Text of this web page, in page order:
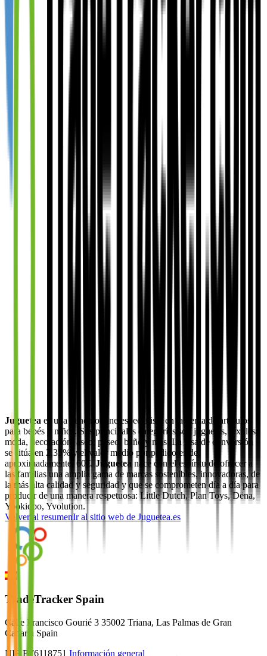
Juguetea es una tienda online especialista en la venta de artículos
para bebés y niños. Sus principales categorías son juguetes, textiles,
moda, decoración, aseo, paseo, baño y más. La tasa de conversión
se sitúa en 2,35% y el valor medio por pedido es de,
aproximadamente, 60€. Juguetea nace con el espíritu de ofrecer a
las familias una amplia gama de marcas sostenibles, innovadoras, de
la más alta calidad y seguridad y que se comprometen día a día para
producir de una manera respetuosa: Little Dutch, Plan Toys, Dëna,
Yookidoo, Yvolution.
Volver al resumenIr al sitio web de Juguetea.es
TradeTracker Spain
Calle Francisco Gourié 3 35002 Triana, Las Palmas de Gran
Canaria Spain
NIF B76118751 Información general